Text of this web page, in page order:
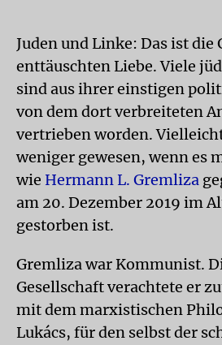
Juden und Linke: Das ist die
enttäuschten Liebe. Viele
sind aus ihrer einstigen
von dem dort verbreiteten
vertrieben worden.
weniger gewesen, wenn es
wie Hermann L. Gremliza
am 20. Dezember 2019 im
gestorben ist.
Gremliza war Kommunist.
Gesellschaft verachtete er
mit dem marxistischen
Lukács, für den selbst der